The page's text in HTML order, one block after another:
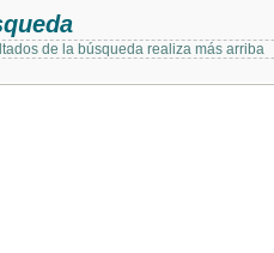
de la búsqueda realiza más arriba